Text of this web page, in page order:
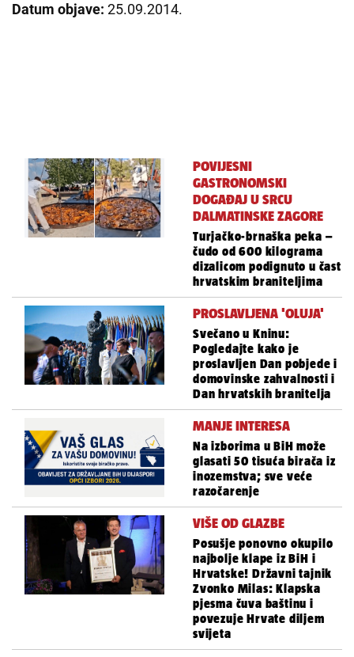
Datum objave: 25.09.2014.
POVIJESNI
GASTRONOMSKI
DOGAĐAJ U SRCU
DALMATINSKE ZAGORE
Turjačko-brnaška peka –
čudo od 600 kilograma
dizalicom podignuto u čast
hrvatskim braniteljima
PROSLAVLJENA 'OLUJA'
Svečano u Kninu:
Pogledajte kako je
proslavljen Dan pobjede i
domovinske zahvalnosti i
Dan hrvatskih branitelja
MANJE INTERESA
Na izborima u BiH može
glasati 50 tisuća birača iz
inozemstva; sve veće
razočarenje
VIŠE OD GLAZBE
Posušje ponovno okupilo
najbolje klape iz BiH i
Hrvatske! Državni tajnik
Zvonko Milas: Klapska
pjesma čuva baštinu i
povezuje Hrvate diljem
svijeta